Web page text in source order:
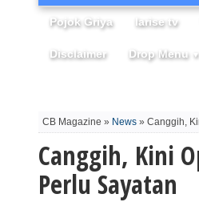
Pojok Griya larise tv
Disclaimer Drop Menu ▼
CB Magazine » News » Canggih,
Canggih, Kini
Perlu Sayatan